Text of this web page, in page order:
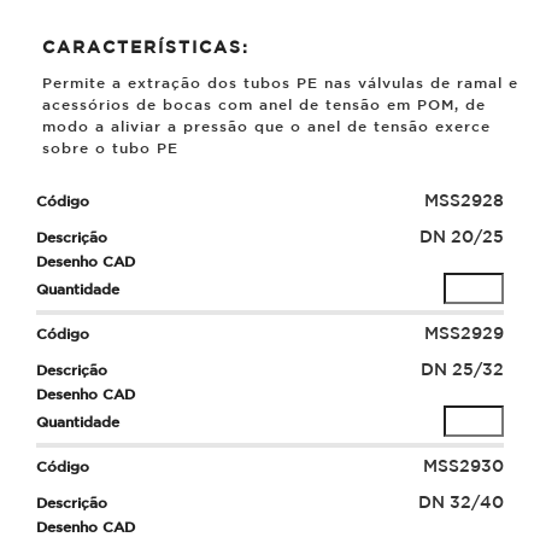
CARACTERÍSTICAS:
Permite a extração dos tubos PE nas válvulas de ramal e
acessórios de bocas com anel de tensão em POM, de
modo a aliviar a pressão que o anel de tensão exerce
sobre o tubo PE
MSS2928
DN 20/25
MSS2929
DN 25/32
MSS2930
DN 32/40